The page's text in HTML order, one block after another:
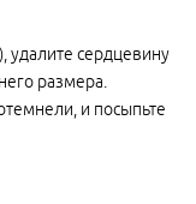
удалите сердцевину
размера.
и посыпьте